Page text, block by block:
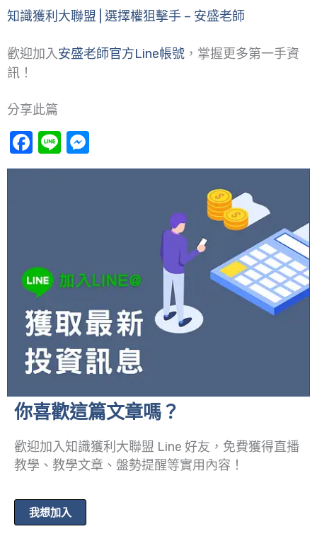
知識獲利大聯盟 | 選擇權狙擊手 – 安盛老師
歡迎加入安盛老師官方Line帳號 ，掌握更多第一手資
訊！
分享此篇
Facebook
Line
你喜歡這篇文章嗎？
歡迎加入知識獲利大聯盟 Line 好友，免費獲得直播
教學、教學文章、盤勢提醒等實用內容！
我想加入